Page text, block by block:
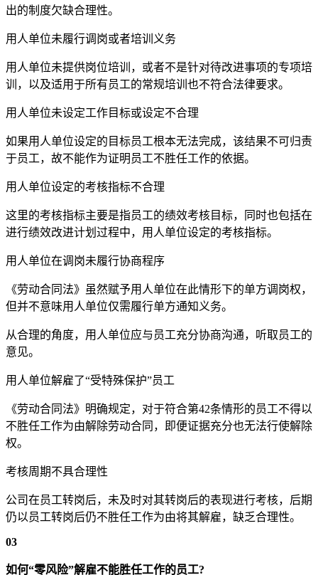
出的制度欠缺合理性。
用人单位未履行调岗或者培训义务
用人单位未提供岗位培训，或者不是针对待改进事项的专项培
训，以及适用于所有员工的常规培训也不符合法律要求。
用人单位未设定工作目标或设定不合理
如果用人单位设定的目标员工根本无法完成，该结果不可归责
于员工，故不能作为证明员工不胜任工作的依据。
用人单位设定的考核指标不合理
这里的考核指标主要是指员工的绩效考核目标，同时也包括在
进行绩效改进计划过程中，用人单位设定的考核指标。
用人单位在调岗未履行协商程序
《劳动合同法》虽然赋予用人单位在此情形下的单方调岗权，
但并不意味用人单位仅需履行单方通知义务。
从合理的角度，用人单位应与员工充分协商沟通，听取员工的
意见。
用人单位解雇了“受特殊保护”员工
《劳动合同法》明确规定，对于符合第42条情形的员工不得以
不胜任工作为由解除劳动合同，即便证据充分也无法行使解除
权。
考核周期不具合理性
公司在员工转岗后，未及时对其转岗后的表现进行考核，后期
仍以员工转岗后仍不胜任工作为由将其解雇，缺乏合理性。
03
如何“零风险”解雇不能胜任工作的员工?